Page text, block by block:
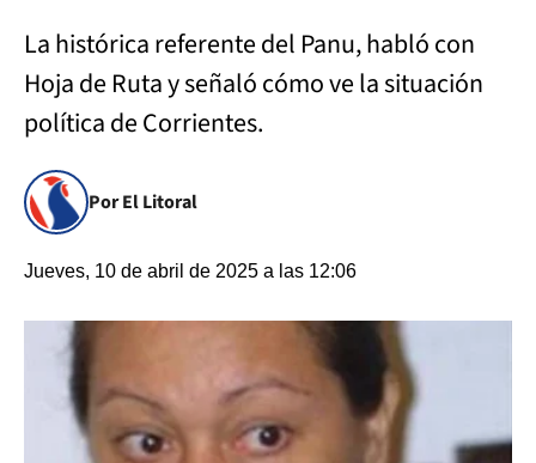
La histórica referente del Panu, habló con
Hoja de Ruta y señaló cómo ve la situación
política de Corrientes.
Por El Litoral
Jueves, 10 de abril de 2025 a las 12:06